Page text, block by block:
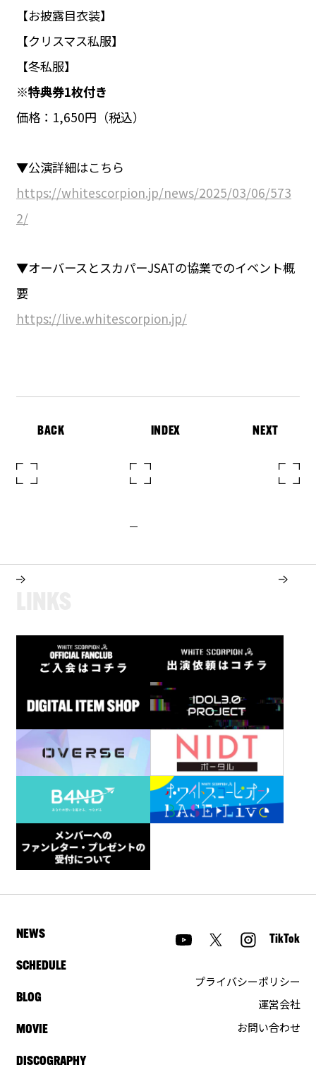
【お披露目衣装】
【クリスマス私服】
【冬私服】
※特典券1枚付き
価格：1,650円（税込）
▼公演詳細はこちら
https://whitescorpion.jp/news/2025/03/06/573
2/
▼オーバースとスカパーJSATの協業でのイベント概
要
https://live.whitescorpion.jp/
BACK INDEX NEXT
NEWS
SCHEDULE
BLOG
MOVIE
DISCOGRAPHY
TikTok
プライバシーポリシー
運営会社
お問い合わせ